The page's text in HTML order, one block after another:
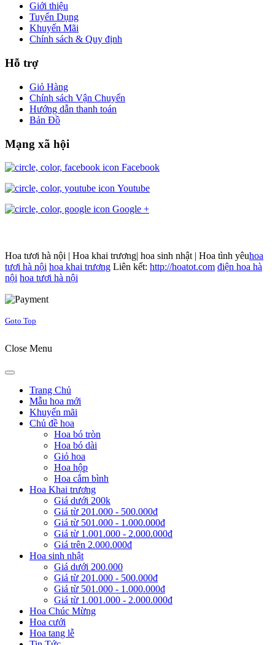
Giới thiệu
Tuyển Dụng
Khuyến Mãi
Chính sách & Quy định
Hỗ trợ
Giỏ Hàng
Chính sách Vận Chuyển
Hướng dẫn thanh toán
Bản Đồ
Mạng xã hội
Facebook
Youtube
Google +
Hoa tươi hà nội | Hoa khai trương| hoa sinh nhật | Hoa tình yêuhoa
tươi hà nội hoa khai trương Liên kết: http://hoatot.com điện hoa hà
nội hoa tươi hà nội
Goto Top
Close Menu
Trang Chủ
Mẫu hoa mới
Khuyến mãi
Chủ đề hoa
Hoa bó tròn
Hoa bó dài
Giỏ hoa
Hoa hộp
Hoa cắm bình
Hoa Khai trương
Giá dưới 200k
Giá từ 201.000 - 500.000đ
Giá từ 501.000 - 1.000.000đ
Giá từ 1.001.000 - 2.000.000đ
Giá trên 2.000.000đ
Hoa sinh nhật
Giá dưới 200.000
Giá từ 201.000 - 500.000đ
Giá từ 501.000 - 1.000.000đ
Giá từ 1.001.000 - 2.000.000đ
Hoa Chúc Mừng
Hoa cưới
Hoa tang lễ